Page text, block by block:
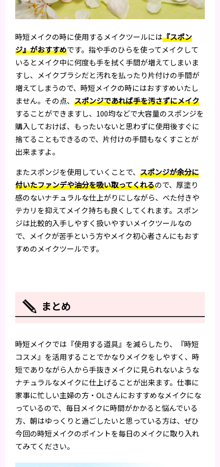
時短メイクの時に使用するメイクツールには『スポン
ジ』がおすすめです。指や手のひらを使ってメイクして
いるとメイク中に何度も手を拭く手間が増えてしまいま
すし、メイクブラシだと汚れを払ったり片付けの手間が
増えてしまうので、時短メイクの時にはおすすめいたし
ません。その点、スポンジであれば手を汚さずにメイク
することができますし、100均などで大容量のスポンジを
購入しておけば、もったいないと思わずに使用後すぐに
捨てることもできるので、片付けの手間もなくすことが
出来ますよ。
またスポンジを使用していくことで、スポンジが余分に
付いたファンデや油分を吸い取ってくれるので、厚塗り
感のないナチュラルな仕上がりにしながら、べた付きや
テカリを抑えてメイク持ちも良くしてくれます。スポン
ジは比較的入手しやすく扱いやすいメイクツールなの
で、メイクが苦手という方やメイク初心者さんにもおす
すめのメイクツールです。
まとめ
時短メイクでは『使用する道具』を減らしたり、『時短
コスメ』を活用することでかなりメイクをしやすく、時
短でありながら人から手抜きメイクに見られないような
ナチュラルなメイクに仕上げることが出来ます。仕事に
家事に忙しい主婦の方・OLさんにおすすめなメイクにな
っているので、毎日メイクに時間がかかると悩んでいる
方、朝はゆっくりと過ごしたいと思っている方は、ぜひ
今回の時短メイクのポイントを毎日のメイクに取り入れ
てみてください。